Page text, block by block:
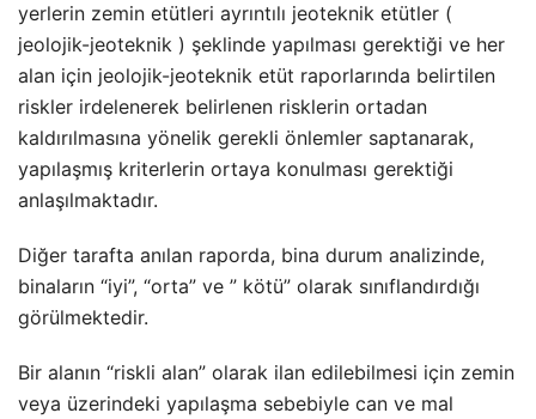
yerlerin zemin etütleri ayrıntılı jeoteknik etütler (
jeolojik-jeoteknik ) şeklinde yapılması gerektiği ve her
alan için jeolojik-jeoteknik etüt raporlarında belirtilen
riskler irdelenerek belirlenen risklerin ortadan
kaldırılmasına yönelik gerekli önlemler saptanarak,
yapılaşmış kriterlerin ortaya konulması gerektiği
anlaşılmaktadır.
Diğer tarafta anılan raporda, bina durum analizinde,
binaların “iyi”, “orta” ve ” kötü” olarak sınıflandırdığı
görülmektedir.
Bir alanın “riskli alan” olarak ilan edilebilmesi için zemin
veya üzerindeki yapılaşma sebebiyle can ve mal